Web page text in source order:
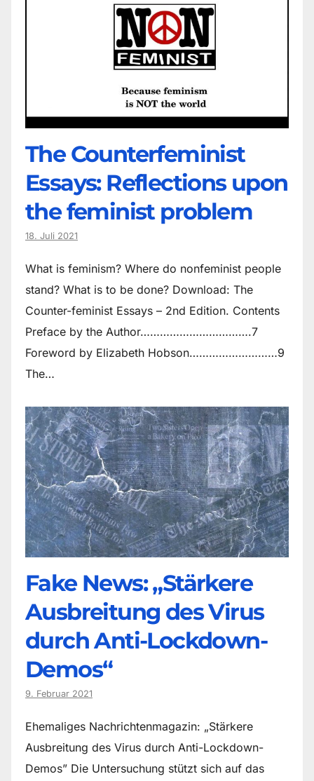
The Counter­feminist
Essays: Reflections upon
the feminist problem
18. Juli 2021
What is feminism? Where do non­feminist people
stand? What is to be done? Download: The
Counter-feminist Essays – 2nd Edition. Contents
Preface by the Author…………………………….7
Foreword by Elizabeth Hobson………………………9
The…
Fake News: „Stärkere
Ausbreitung des Virus
durch Anti-Lockdown-
Demos“
9. Februar 2021
Ehemaliges Nachrichtenmagazin: „Stärkere
Ausbreitung des Virus durch Anti-Lockdown-
Demos” Die Untersuchung stützt sich auf das